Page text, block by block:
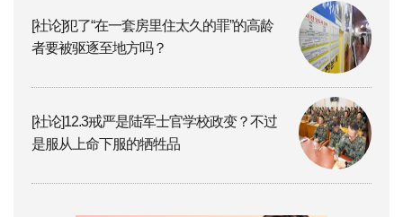
[社论]犯了“在一套房里住太久的罪”的高龄
者要被驱逐至地方吗？
[社论]12.3戒严是陆军士官学校政变？不过
是服从上命下服的牺牲品